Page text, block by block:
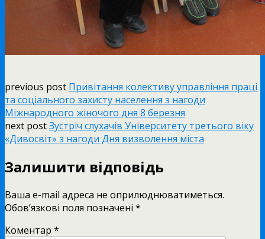
previous post Привітання колективу управління праці
та соціального захисту населення з нагоди
Міжнародного жіночого дня 8 березня
next postЗустріч слухачів Університету третього віку
«Дивосвіт» з нагоди Дня визволення міста
Залишити відповідь
Ваша e-mail адреса не оприлюднюватиметься.
Обов’язкові поля позначені *
Коментар *